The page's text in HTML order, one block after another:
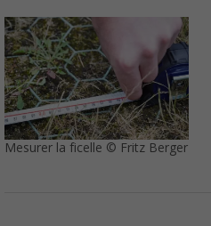
Mesurer la ficelle © Fritz Berger